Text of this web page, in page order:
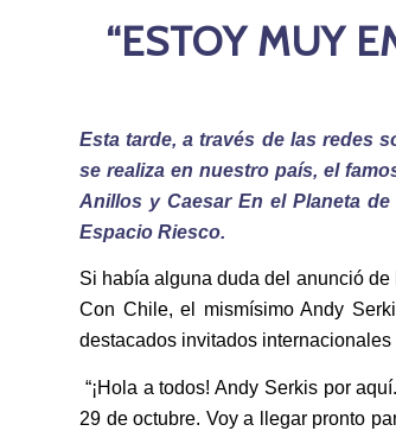
“ESTOY MUY
Esta tarde, a través de las redes
se realiza en nuestro país, el
Anillos y Caesar En el Planeta
Espacio Riesco.
Si había alguna duda del anunció
Con Chile, el mismísimo Andy
destacados invitados
“¡Hola a todos! Andy Serkis por
29 de octubre. Voy a llegar pronto